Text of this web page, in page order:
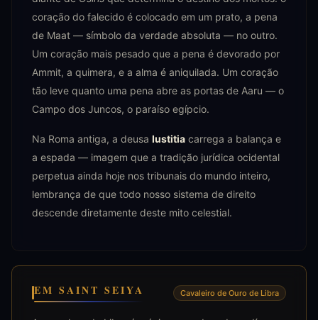
coração do falecido é colocado em um prato, a pena
de Maat — símbolo da verdade absoluta — no outro.
Um coração mais pesado que a pena é devorado por
Ammit, a quimera, e a alma é aniquilada. Um coração
tão leve quanto uma pena abre as portas de Aaru — o
Campo dos Juncos, o paraíso egípcio.
Na Roma antiga, a deusa Iustitia carrega a balança e
a espada — imagem que a tradição jurídica ocidental
perpetua ainda hoje nos tribunais do mundo inteiro,
lembrança de que todo nosso sistema de direito
descende diretamente deste mito celestial.
EM SAINT SEIYA Cavaleiro de Ouro de Libra